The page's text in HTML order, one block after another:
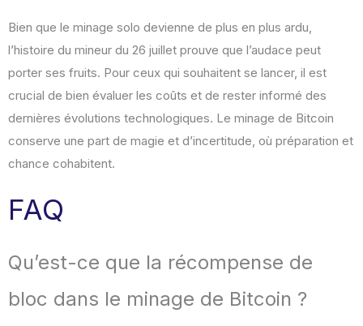
Bien que le minage solo devienne de plus en plus ardu,
l’histoire du mineur du 26 juillet prouve que l’audace peut
porter ses fruits. Pour ceux qui souhaitent se lancer, il est
crucial de bien évaluer les coûts et de rester informé des
dernières évolutions technologiques. Le minage de Bitcoin
conserve une part de magie et d’incertitude, où préparation et
chance cohabitent.
FAQ
Qu’est-ce que la récompense de
bloc dans le minage de Bitcoin ?